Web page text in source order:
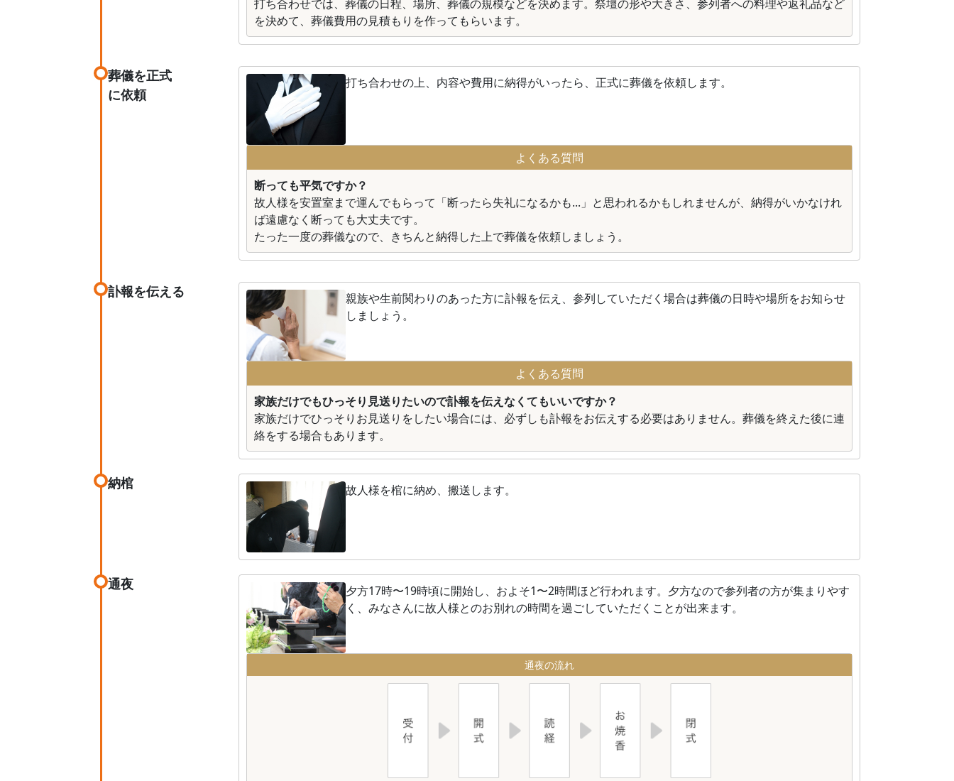
打ち合わせでは、葬儀の日程、場所、葬儀の規模などを決めます。祭壇の形や大きさ、参列者への料理や返礼品など
を決めて、葬儀費用の見積もりを作ってもらいます。
葬儀を正式
に依頼
打ち合わせの上、内容や費用に納得がいったら、正式に葬儀を依頼します。
よくある質問
断っても平気ですか？
故人様を安置室まで運んでもらって「断ったら失礼になるかも...」と思われるかもしれませんが、納得がいかなけれ
ば遠慮なく断っても大丈夫です。
たった一度の葬儀なので、きちんと納得した上で葬儀を依頼しましょう。
訃報を伝える
親族や生前関わりのあった方に訃報を伝え、参列していただく場合は葬儀の日時や場所をお知らせ
しましょう。
よくある質問
家族だけでもひっそり見送りたいので訃報を伝えなくてもいいですか？
家族だけでひっそりお見送りをしたい場合には、必ずしも訃報をお伝えする必要はありません。葬儀を終えた後に連
絡をする場合もあります。
納棺 故人様を棺に納め、搬送します。
通夜
夕方17時〜19時頃に開始し、およそ1〜2時間ほど行われます。夕方なので参列者の方が集まりやす
く、みなさんに故人様とのお別れの時間を過ごしていただくことが出来ます。
通夜の流れ